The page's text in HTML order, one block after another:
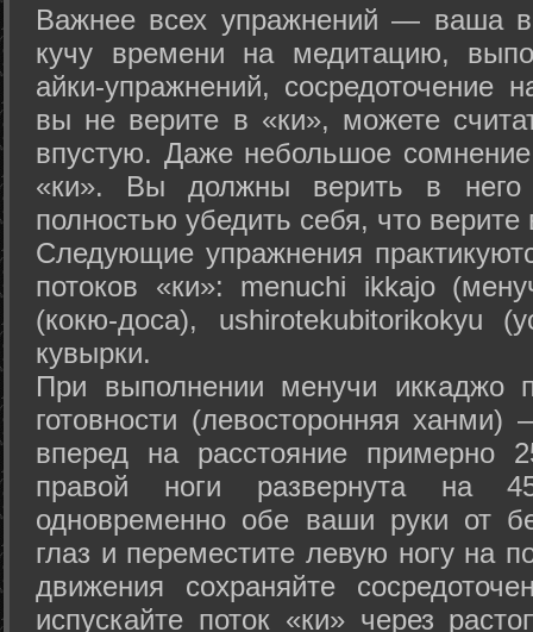
Важнее всех упражнений — ваша
кучу времени на медитацию,
айки-упражнений, сосредоточение
вы не верите в «ки», можете
впустую. Даже небольшое сомнение
«ки». Вы должны верить в
полностью убедить себя, что верите
Следующие упражнения
потоков «ки»: menuchi ikkajo
(кокю-доса), ushiro­tekubitori­kokyu
кувырки.
При выполнении менучи иккаджо
готовности (левосторонняя
вперед на расстояние примерно
правой ноги развернута на
одновременно обе ваши руки от
глаз и переместите левую ногу на
движения сохраняйте
испускайте поток «ки» через